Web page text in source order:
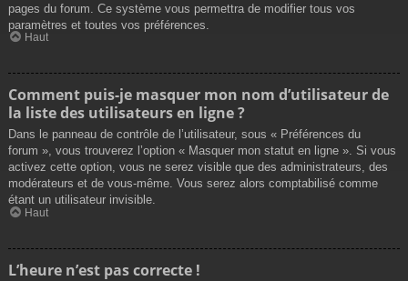
pages du forum. Ce système vous permettra de modifier tous vos
paramètres et toutes vos préférences.
Haut
Comment puis-je masquer mon nom d’utilisateur de
la liste des utilisateurs en ligne ?
Dans le panneau de contrôle de l’utilisateur, sous « Préférences du
forum », vous trouverez l’option « Masquer mon statut en ligne ». Si vous
activez cette option, vous ne serez visible que des administrateurs, des
modérateurs et de vous-même. Vous serez alors comptabilisé comme
étant un utilisateur invisible.
Haut
L’heure n’est pas correcte !